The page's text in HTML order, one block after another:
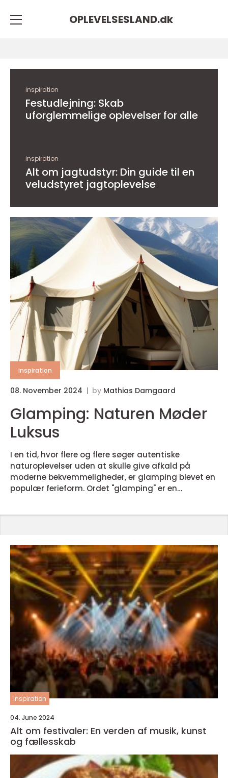
OPLEVELSESLAND.dk
inspiration
Festudlejning: Skab
uforglemmelige oplevelser for alle
inspiration
Alt om jagtudstyr: Din guide til en
veludstyret jagtoplevelse
inspiration
08. November 2024 by Mathias Damgaard
Glamping: Naturen Møder
Luksus
I en tid, hvor flere og flere søger autentiske
naturoplevelser uden at skulle give afkald på
moderne bekvemmeligheder, er glamping blevet en
populær ferieform. Ordet "glamping" er en
er en form for camping, hvor luksus og ...
inspiration
04. June 2024
Alt om festivaler: En verden af musik, kunst
og fællesskab